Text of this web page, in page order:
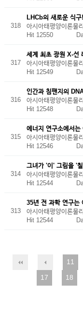
318
LHCb의 새로운 식구!
아시아태평양이론물
Hit 12550
317
세계 최초 광원 X-선
아시아태평양이론물
Hit 12549
316
인간과 침팬지의
아시아태평양이론물
Hit 12548
315
에너지 연구소에서
아시아태평양이론물
Hit 12546
314
그녀가 '이' 그림을 '
아시아태평양이론물
Hit 12544
313
35년 전 과학 연구는
아시아태평양이론물
Hit 12544
11
17
18